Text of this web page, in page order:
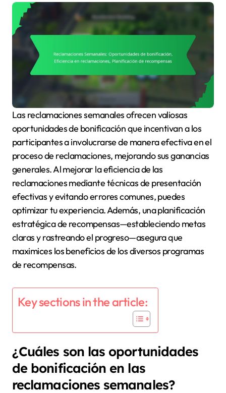
Las reclamaciones semanales ofrecen valiosas
oportunidades de bonificación que incentivan a los
participantes a involucrarse de manera efectiva en el
proceso de reclamaciones, mejorando sus ganancias
generales. Al mejorar la eficiencia de las
reclamaciones mediante técnicas de presentación
efectivas y evitando errores comunes, puedes
optimizar tu experiencia. Además, una planificación
estratégica de recompensas—estableciendo metas
claras y rastreando el progreso—asegura que
maximices los beneficios de los diversos programas
de recompensas.
Key sections in the article:
¿Cuáles son las oportunidades
de bonificación en las
reclamaciones semanales?